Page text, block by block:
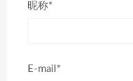
昵称*
E-mail*